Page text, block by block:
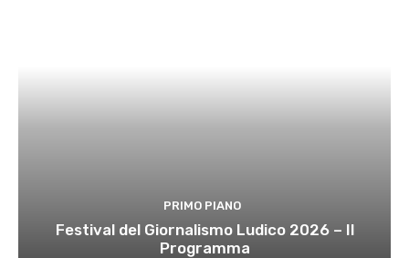
PRIMO PIANO
Festival del Giornalismo Ludico 2026 – Il
Programma